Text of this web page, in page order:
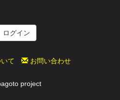
ログイン
て お問い合わせ
project